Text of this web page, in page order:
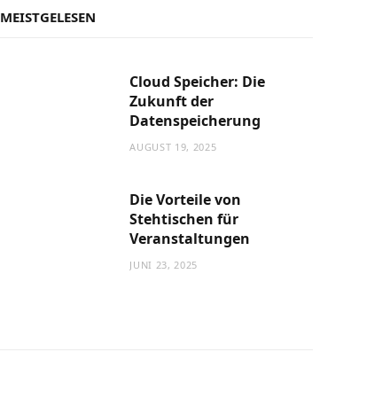
MEISTGELESEN
Cloud Speicher: Die
Zukunft der
Datenspeicherung
AUGUST 19, 2025
Die Vorteile von
Stehtischen für
Veranstaltungen
JUNI 23, 2025